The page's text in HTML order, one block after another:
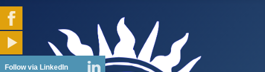
Follow via LinkedIn